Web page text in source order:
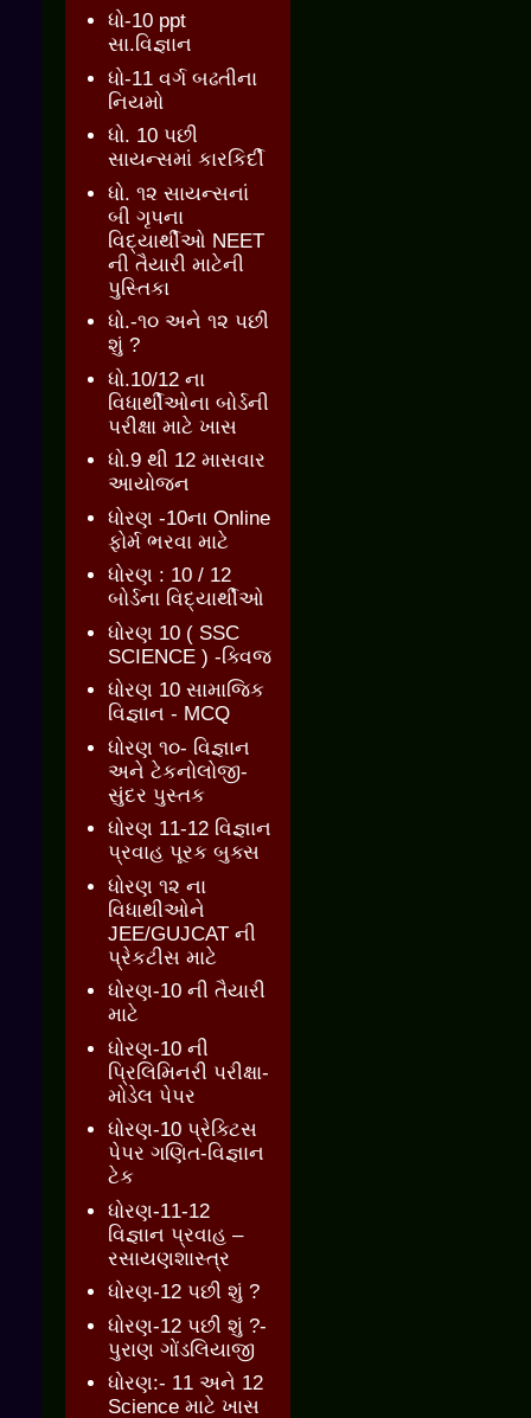
ધો-10 ppt
સા.વિજ્ઞાન
ધો-11 વર્ગ બઢતીના
નિયમો
ધો. 10 પછી
સાયન્સમાં કારકિર્દી
ધો. ૧૨ સાયન્સનાં
બી ગૃપના
વિદ્યાર્થીઓ NEET
ની તૈયારી માટેની
પુસ્તિકા
ધો.-૧૦ અને ૧૨ પછી
શું ?
ધો.10/12 ના
વિધાર્થીઓના બોર્ડની
પરીક્ષા માટે ખાસ
ધો.9 થી 12 માસવાર
આયોજન
ધોરણ -10ના Online
ફોર્મ ભરવા માટે
ધોરણ : 10 / 12
બોર્ડના વિદ્યાર્થીઓ
ધોરણ 10 ( SSC
SCIENCE ) -ક્વિજ
ધોરણ 10 સામાજિક
વિજ્ઞાન - MCQ
ધોરણ ૧૦- વિજ્ઞાન
અને ટેકનોલોજી-
સુંદર પુસ્તક
ધોરણ 11-12 વિજ્ઞાન
પ્રવાહ પૂરક બુક્સ
ધોરણ ૧૨ ના
વિધાથીઓને
JEE/GUJCAT ની
પ્રેકટીસ માટે
ધોરણ-10 ની તૈયારી
માટે
ધોરણ-10 ની
પ્રિલિમિનરી પરીક્ષા-
મોડેલ પેપર
ધોરણ-10 પ્રેક્ટિસ
પેપર ગણિત-વિજ્ઞાન
ટેક
ધોરણ-11-12
વિજ્ઞાન પ્રવાહ –
રસાયણશાસ્ત્ર
ધોરણ-12 પછી શું ?
ધોરણ-12 પછી શું ?-
પુરાણ ગોંડલિયાજી
ધોરણ:- 11 અને 12
Science માટે ખાસ